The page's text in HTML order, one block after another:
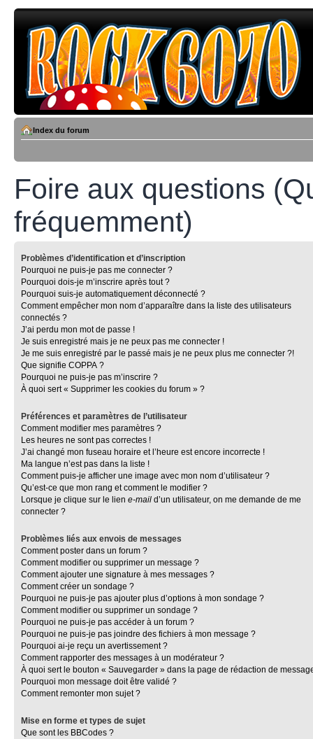
Index du forum
Foire aux questions
fréquemment)
Problèmes d’identification et d’inscription
Pourquoi ne puis-je pas me connecter ?
Pourquoi dois-je m’inscrire après tout ?
Pourquoi suis-je automatiquement déconnecté ?
Comment empêcher mon nom d’apparaître dans la liste des utilisateurs
connectés ?
J’ai perdu mon mot de passe !
Je suis enregistré mais je ne peux pas me connecter !
Je me suis enregistré par le passé mais je ne peux plus me connecter ?!
Que signifie COPPA ?
Pourquoi ne puis-je pas m’inscrire ?
À quoi sert « Supprimer les cookies du forum » ?
Préférences et paramètres de l’utilisateur
Comment modifier mes paramètres ?
Les heures ne sont pas correctes !
J’ai changé mon fuseau horaire et l’heure est encore incorrecte !
Ma langue n’est pas dans la liste !
Comment puis-je afficher une image avec mon nom d’utilisateur ?
Qu’est-ce que mon rang et comment le modifier ?
Lorsque je clique sur le lien e-mail d’un utilisateur, on me demande de me
connecter ?
Problèmes liés aux envois de messages
Comment poster dans un forum ?
Comment modifier ou supprimer un message ?
Comment ajouter une signature à mes messages ?
Comment créer un sondage ?
Pourquoi ne puis-je pas ajouter plus d’options à mon sondage ?
Comment modifier ou supprimer un sondage ?
Pourquoi ne puis-je pas accéder à un forum ?
Pourquoi ne puis-je pas joindre des fichiers à mon message ?
Pourquoi ai-je reçu un avertissement ?
Comment rapporter des messages à un modérateur ?
À quoi sert le bouton « Sauvegarder » dans la page de rédaction de
Pourquoi mon message doit être validé ?
Comment remonter mon sujet ?
Mise en forme et types de sujet
Que sont les BBCodes ?